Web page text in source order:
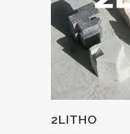
2LITHO